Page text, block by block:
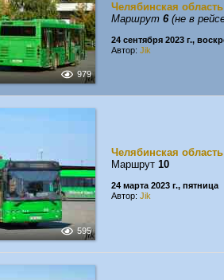
979
Челябинская область
Маршрут 6(не в
24 сентября 2023 г.,
Автор: Jik
595
Челябинская область
Маршрут 10
24 марта 2023 г., пятница
Автор: Jik